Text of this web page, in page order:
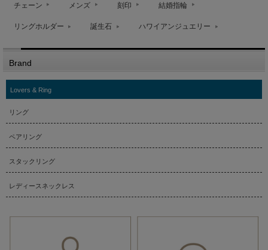
チェーン メンズ 刻印 結婚指輪
リングホルダー 誕生石 ハワイアンジュエリー
Brand
Lovers & Ring
リング
ペアリング
スタックリング
レディースネックレス